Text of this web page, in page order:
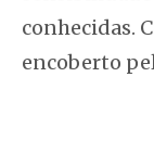
conhecidas.
encoberto